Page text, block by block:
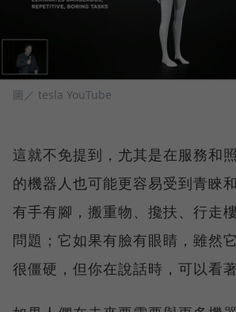
圖／ tesla YouTube
這就不免提到，尤其是在服務和
的機器人也可能更容易受到青睞
有手有腳，搬重物、攙扶、行走
問題；它如果有臉有眼睛，雖然
很僵硬，但你在說話時，可以看